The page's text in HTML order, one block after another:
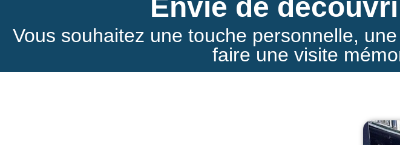
Envie de
Vous souhaitez une touche personnelle,
faire une visite